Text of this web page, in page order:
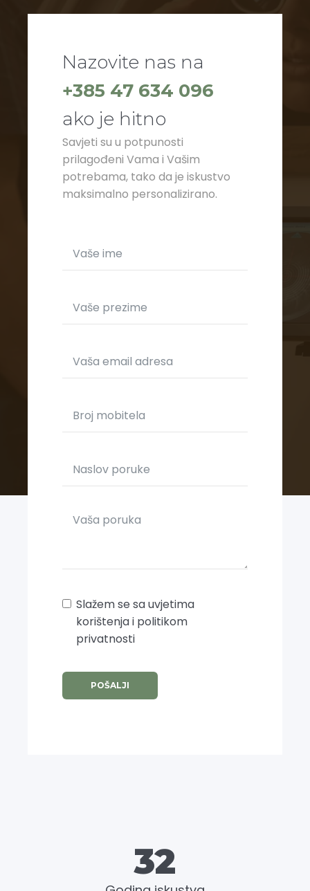
Nazovite nas na
+385 47 634 096
ako je hitno
Savjeti su u potpunosti
prilagođeni Vama i Vašim
potrebama, tako da je iskustvo
maksimalno personalizirano.
Slažem se sa uvjetima
korištenja i politikom
privatnosti
POŠALJI
32